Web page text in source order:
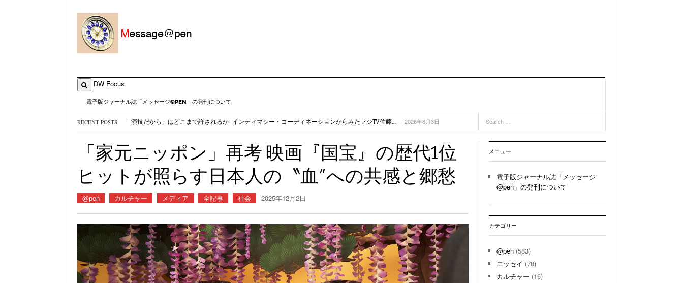
DW Focus
電子版ジャーナル誌「メッセージ@PEN」の発刊について
RECENT POSTS 「演技だから」はどこまで許されるか~インティマシー・コーディネーションからみたフジTV佐藤二朗騒動~ - 2026年8月3日
千里発 僕とメディアとニュータウン- 2026年8月3日
御巣鷹41年 ボ社には「修理ミスの理由」を公表する責任がある
〈ネット社会を生きる〉ジャーナリスト魂こそがSNSの病理に打ち勝てる- 2026年7月1日
AIが新卒採用を脅かす～メディアが伝えるもの～ - 2026年7月1日
「家元ニッポン」再考 映画『国宝』の歴代1位
ヒットが照らす日本人の〝血″への共感と郷愁
@pen カルチャー メディア 全記事 社会 2025年12月2日
メニュー
電子版ジャーナル誌「メッセージ
@pen」の発刊について
カテゴリー
@pen (583)
エッセイ (78)
カルチャー (16)